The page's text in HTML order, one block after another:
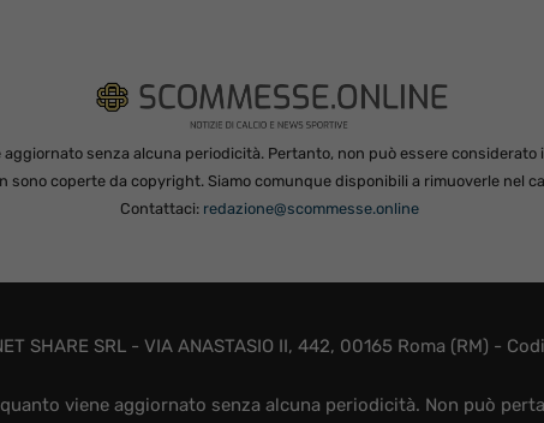
senza alcuna periodicità. Pertanto, non può essere
sono coperte da copyright. Siamo comunque disponibili a rimuoverle nel
Contattaci: redazione@scommesse.online
SHARE SRL - VIA ANASTASIO II, 442, 00165 Roma (RM) -
viene aggiornato senza alcuna periodicità. Non può